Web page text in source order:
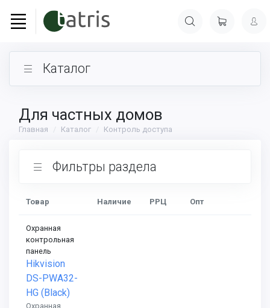
Каталог
Для частных домов
Главная Каталог Контроль доступа
Фильтры раздела
Товар Наличие РРЦ Опт
Охранная
контрольная
панель
Hikvision
DS-PWA32-
HG (Black)
Охранная